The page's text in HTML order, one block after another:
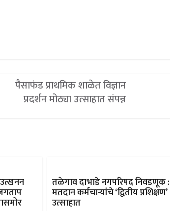
पैसाफंड प्राथमिक शाळेत विज्ञान
प्रदर्शन मोठ्या उत्साहात संपन्न
तळेगाव दाभाडे नगपरिषद निवडणूक :
मतदान कर्मचाऱ्यांचे ‘द्वितीय प्रशिक्षण’
उत्साहात